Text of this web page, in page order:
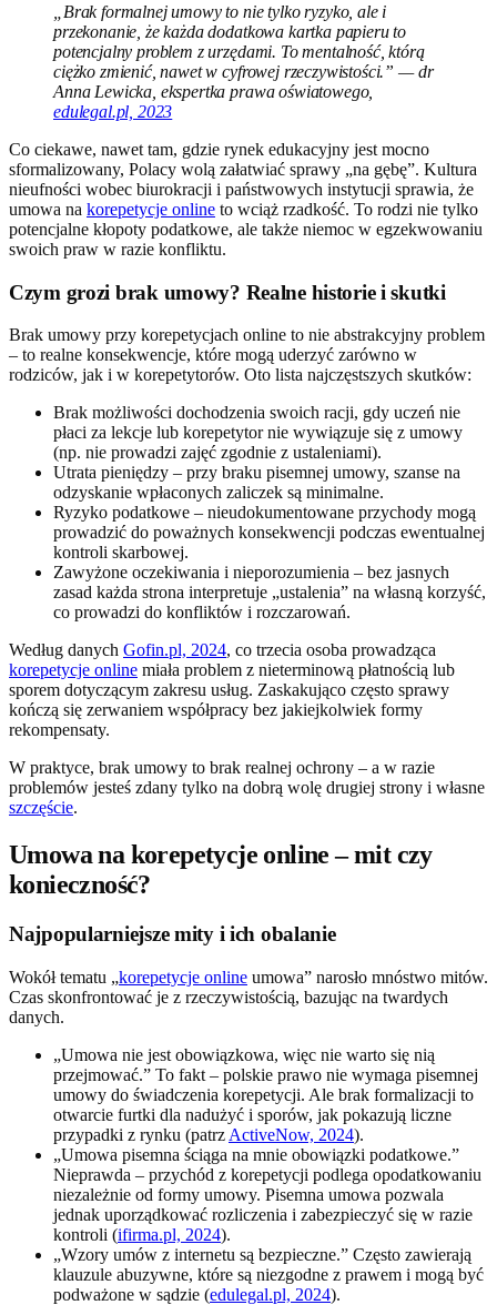
„Brak formalnej umowy to nie tylko ryzyko, ale i
przekonanie, że każda dodatkowa kartka papieru to
potencjalny problem z urzędami. To mentalność, którą
ciężko zmienić, nawet w cyfrowej rzeczywistości.” — dr
Anna Lewicka, ekspertka prawa oświatowego,
edulegal.pl, 2023
Co ciekawe, nawet tam, gdzie rynek edukacyjny jest mocno
sformalizowany, Polacy wolą załatwiać sprawy „na gębę”. Kultura
nieufności wobec biurokracji i państwowych instytucji sprawia, że
umowa na korepetycje online to wciąż rzadkość. To rodzi nie tylko
potencjalne kłopoty podatkowe, ale także niemoc w egzekwowaniu
swoich praw w razie konfliktu.
Czym grozi brak umowy? Realne historie i skutki
Brak umowy przy korepetycjach online to nie abstrakcyjny problem
– to realne konsekwencje, które mogą uderzyć zarówno w
rodziców, jak i w korepetytorów. Oto lista najczęstszych skutków:
Brak możliwości dochodzenia swoich racji, gdy uczeń nie
płaci za lekcje lub korepetytor nie wywiązuje się z umowy
(np. nie prowadzi zajęć zgodnie z ustaleniami).
Utrata pieniędzy – przy braku pisemnej umowy, szanse na
odzyskanie wpłaconych zaliczek są minimalne.
Ryzyko podatkowe – nieudokumentowane przychody mogą
prowadzić do poważnych konsekwencji podczas ewentualnej
kontroli skarbowej.
Zawyżone oczekiwania i nieporozumienia – bez jasnych
zasad każda strona interpretuje „ustalenia” na własną korzyść,
co prowadzi do konfliktów i rozczarowań.
Według danych Gofin.pl, 2024, co trzecia osoba prowadząca
korepetycje online miała problem z nieterminową płatnością lub
sporem dotyczącym zakresu usług. Zaskakująco często sprawy
kończą się zerwaniem współpracy bez jakiejkolwiek formy
rekompensaty.
W praktyce, brak umowy to brak realnej ochrony – a w razie
problemów jesteś zdany tylko na dobrą wolę drugiej strony i własne
szczęście.
Umowa na korepetycje online – mit czy
konieczność?
Najpopularniejsze mity i ich obalanie
Wokół tematu „korepetycje online umowa” narosło mnóstwo mitów.
Czas skonfrontować je z rzeczywistością, bazując na twardych
danych.
„Umowa nie jest obowiązkowa, więc nie warto się nią
przejmować.” To fakt – polskie prawo nie wymaga pisemnej
umowy do świadczenia korepetycji. Ale brak formalizacji to
otwarcie furtki dla nadużyć i sporów, jak pokazują liczne
przypadki z rynku (patrz ActiveNow, 2024).
„Umowa pisemna ściąga na mnie obowiązki podatkowe.”
Nieprawda – przychód z korepetycji podlega opodatkowaniu
niezależnie od formy umowy. Pisemna umowa pozwala
jednak uporządkować rozliczenia i zabezpieczyć się w razie
kontroli (ifirma.pl, 2024).
„Wzory umów z internetu są bezpieczne.” Często zawierają
klauzule abuzywne, które są niezgodne z prawem i mogą być
podważone w sądzie (edulegal.pl, 2024).